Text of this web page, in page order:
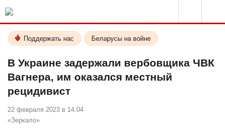
Поддержать нас Беларусы на войне
В Украине задержали вербовщика ЧВК
Вагнера, им оказался местный
рецидивист
22 февраля 2023 в 14.04
«Зеркало»